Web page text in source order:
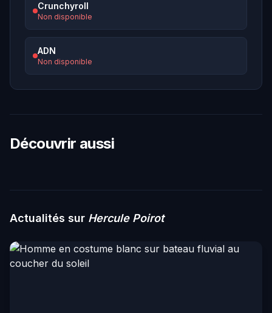
Crunchyroll
Non disponible
ADN
Non disponible
Découvrir aussi
Actualités sur Hercule Poirot